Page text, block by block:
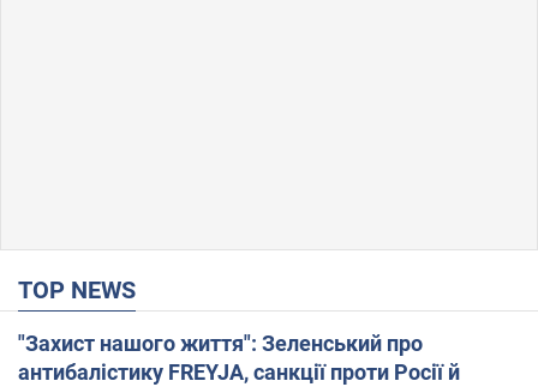
TOP NEWS
"Захист нашого життя": Зеленський про
антибалістику FREYJA, санкції проти Росії й